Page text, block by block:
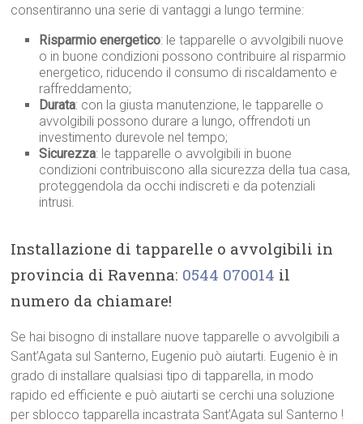
consentiranno una serie di vantaggi a lungo termine:
Risparmio energetico: le tapparelle o avvolgibili nuove
o in buone condizioni possono contribuire al risparmio
energetico, riducendo il consumo di riscaldamento e
raffreddamento;
Durata: con la giusta manutenzione, le tapparelle o
avvolgibili possono durare a lungo, offrendoti un
investimento durevole nel tempo;
Sicurezza: le tapparelle o avvolgibili in buone
condizioni contribuiscono alla sicurezza della tua casa,
proteggendola da occhi indiscreti e da potenziali
intrusi.
Installazione di tapparelle o avvolgibili in
provincia di Ravenna: 0544 070014 il
numero da chiamare!
Se hai bisogno di installare nuove tapparelle o avvolgibili a
Sant’Agata sul Santerno, Eugenio può aiutarti. Eugenio è in
grado di installare qualsiasi tipo di tapparella, in modo
rapido ed efficiente e può aiutarti se cerchi una soluzione
per sblocco tapparella incastrata Sant’Agata sul Santerno !